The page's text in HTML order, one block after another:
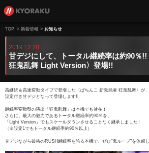
TOP > 新着情報 > お知らせ
2019.12.20
甘デジにして、トータル継続率は約90％
狂鬼乱舞 Light Version〉登場!!
高継続＆高速変動タイプで登場した〈ぱちんこ 新鬼武者 狂鬼乱舞〉が、
設定付き甘デジとなって登場します!!
継続率変動型の演出「狂鬼乱舞」は本機でも健在！
さらに、最大の魅力であるトータル継続率約90％を、
「Light Version」でもスケールダウンさせることなく継承しました！
（※設定1でもトータル継続率約90％以上）
甘デジながら破格のRUSH継続率を誇る本機で、ぜひ“鬼ループ”を体感